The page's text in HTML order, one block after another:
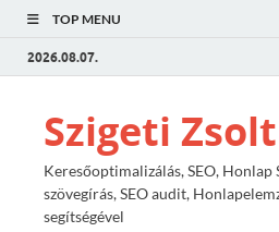
TOP MENU
2026.08.07.
Szigeti Zsolt
Keresőoptimalizálás, SEO, Honlap
szövegírás, SEO audit,
segítségével